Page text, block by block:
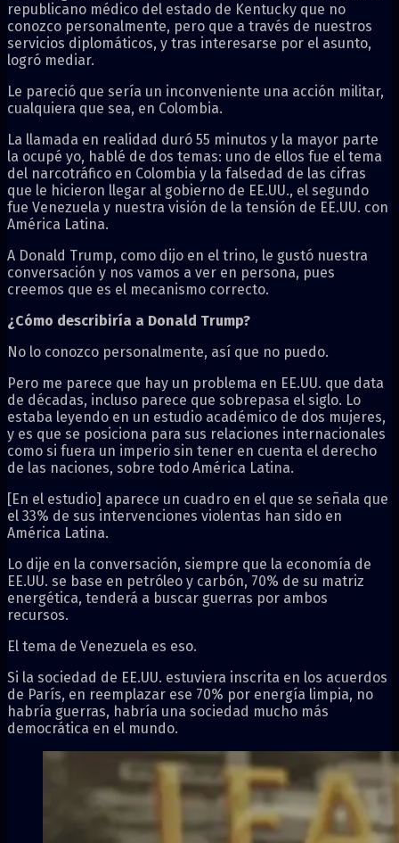
republicano médico del estado de Kentucky que no
conozco personalmente, pero que a través de nuestros
servicios diplomáticos, y tras interesarse por el asunto,
logró mediar.
Le pareció que sería un inconveniente una acción militar,
cualquiera que sea, en Colombia.
La llamada en realidad duró 55 minutos y la mayor parte
la ocupé yo, hablé de dos temas: uno de ellos fue el tema
del narcotráfico en Colombia y la falsedad de las cifras
que le hicieron llegar al gobierno de EE.UU., el segundo
fue Venezuela y nuestra visión de la tensión de EE.UU. con
América Latina.
A Donald Trump, como dijo en el trino, le gustó nuestra
conversación y nos vamos a ver en persona, pues
creemos que es el mecanismo correcto.
¿Cómo describiría a Donald Trump?
No lo conozco personalmente, así que no puedo.
Pero me parece que hay un problema en EE.UU. que data
de décadas, incluso parece que sobrepasa el siglo. Lo
estaba leyendo en un estudio académico de dos mujeres,
y es que se posiciona para sus relaciones internacionales
como si fuera un imperio sin tener en cuenta el derecho
de las naciones, sobre todo América Latina.
[En el estudio] aparece un cuadro en el que se señala que
el 33% de sus intervenciones violentas han sido en
América Latina.
Lo dije en la conversación, siempre que la economía de
EE.UU. se base en petróleo y carbón, 70% de su matriz
energética, tenderá a buscar guerras por ambos
recursos.
El tema de Venezuela es eso.
Si la sociedad de EE.UU. estuviera inscrita en los acuerdos
de París, en reemplazar ese 70% por energía limpia, no
habría guerras, habría una sociedad mucho más
democrática en el mundo.